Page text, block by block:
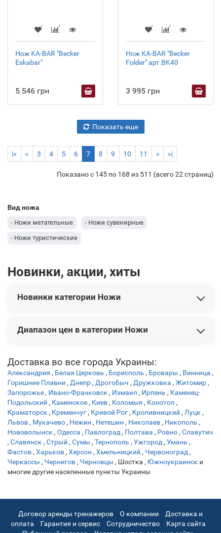
Нож KA-BAR "Becker
Eskabar"
5 546 грн
Нож KA-BAR "Becker
Folder" арт.BK40
3 995 грн
Показать еще
|< < 3 4 5 6 7 8 9 10 11 > >|
Показано с 145 по 168 из 511 (всего 22 страниц)
Вид ножа
- Ножи метательные - Ножи сувенирные
- Ножи туристические
Новинки, акции, хиты
Новинки категории Ножи
Нож Buck "Kalinga®" 2021 Limited 19 740 грн
150 грн
Нож Fallkniven ТК5 "Tre Kronor de Luxe hunter" 3G 22 680
Нож Boker "Tiger-Damast"23 112 грн
Диапазон цен в категории Ножи
Доставка во все города Украины:
Александрия , Белая Церковь , Борисполь , Бровары , Винница ,
Горишние Плавни , Днепр, Дрогобыч , Дружковка , Житомир,
Запорожье, Ивано-Франковск , Измаил , Ирпень , Каменец-
Подольский , Каменское, Киев, Коломыя , Конотоп ,
Краматорск , Кременчуг, Кривой Рог, Кропивницкий , Луцк ,
Львов, Мукачево, Нежин , Нетешин , Николаев, Никополь ,
Нововолынск , Одесса , Павлоград, Полтава , Ровно, Славутич
, Славянск , Стрый , Сумы , Тернополь , Ужгород, Умань ,
Фастов, Харьков, Херсон , Хмельницкий , Червоноград,
Черкассы , Чернигов, Черновцы , Шостка , Южноукраинск и
многие другие населенные пункты Украины
Договор аренды тренажеров О компании
Доставка и
оплата
Гарантия и сервис Сотрудничество
Карта сайта